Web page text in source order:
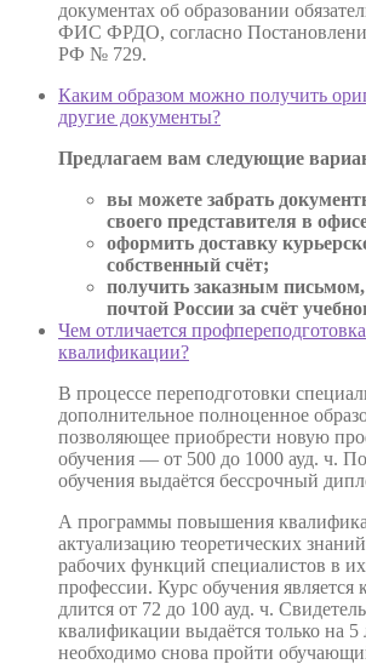
документах об образовании
ФИС ФРДО, согласно
РФ № 729.
Каким образом можно получить
другие документы?
Предлагаем вам следующие
вы можете забрать
своего представителя в
оформить доставку
собственный счёт;
получить заказным
почтой России за счёт
Чем отличается
квалификации?
В процессе переподготовки
дополнительное полноценное
позволяющее приобрести новую
обучения — от 500 до 1000 ауд. ч.
обучения выдаётся бессрочный
А программы повышения
актуализацию теоретических
рабочих функций специалистов в
профессии. Курс обучения является
длится от 72 до 100 ауд. ч.
квалификации выдаётся только на 5
необходимо снова пройти